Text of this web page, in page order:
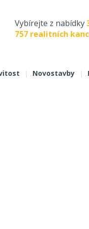
Vybírejte z nabídky
757 realitních
| Novostavby |